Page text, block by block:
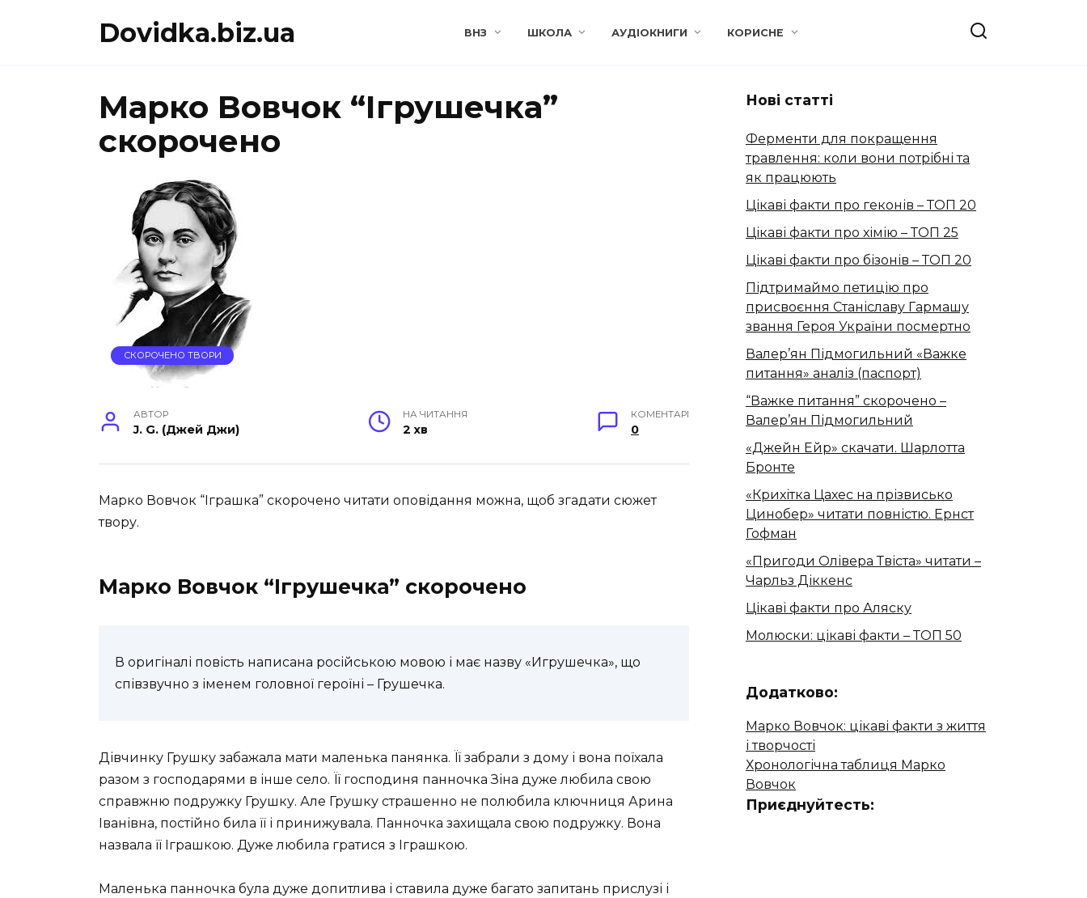
Dovidka.biz.ua ВНЗ ШКОЛА АУДІОКНИГИ КОРИСНЕ
Марко Вовчок “Ігрушечка”
скорочено
СКОРОЧЕНО ТВОРИ
АВТОР
J. G. (Джей Джи)
НА ЧИТАННЯ
2 хв
КОМЕНТАРІ
0
Марко Вовчок “Іграшка” скорочено читати оповідання можна, щоб згадати сюжет
твору.
Марко Вовчок “Ігрушечка” скорочено
В оригіналі повість написана російською мовою і має назву «Игрушечка», що
співзвучно з іменем головної героїні – Грушечка.
Дівчинку Грушку забажала мати маленька панянка. Її забрали з дому і вона поїхала
разом з господарями в інше село. Її господиня панночка Зіна дуже любила свою
справжню подружку Грушку. Але Грушку страшенно не полюбила ключниця Арина
Іванівна, постійно била її і принижувала. Панночка захищала свою подружку. Вона
назвала її Іграшкою. Дуже любила гратися з Іграшкою.
Маленька панночка була дуже допитлива і ставила дуже багато запитань прислузі і
Нові статті
Ферменти для покращення
травлення: коли вони потрібні та
як працюють
Цікаві факти про геконів – ТОП 20
Цікаві факти про хімію – ТОП 25
Цікаві факти про бізонів – ТОП 20
Підтримаймо петицію про
присвоєння Станіславу Гармашу
звання Героя України посмертно
Валер’ян Підмогильний «Важке
питання» аналіз (паспорт)
“Важке питання” скорочено –
Валер’ян Підмогильний
«Джейн Ейр» скачати. Шарлотта
Бронте
«Крихітка Цахес на прізвисько
Цинобер» читати повністю. Ернст
Гофман
«Пригоди Олівера Твіста» читати –
Чарльз Діккенс
Цікаві факти про Аляску
Молюски: цікаві факти – ТОП 50
Додатково:
Марко Вовчок: цікаві факти з життя
і творчості
Хронологічна таблиця Марко
Вовчок
Приєднуйтесть: